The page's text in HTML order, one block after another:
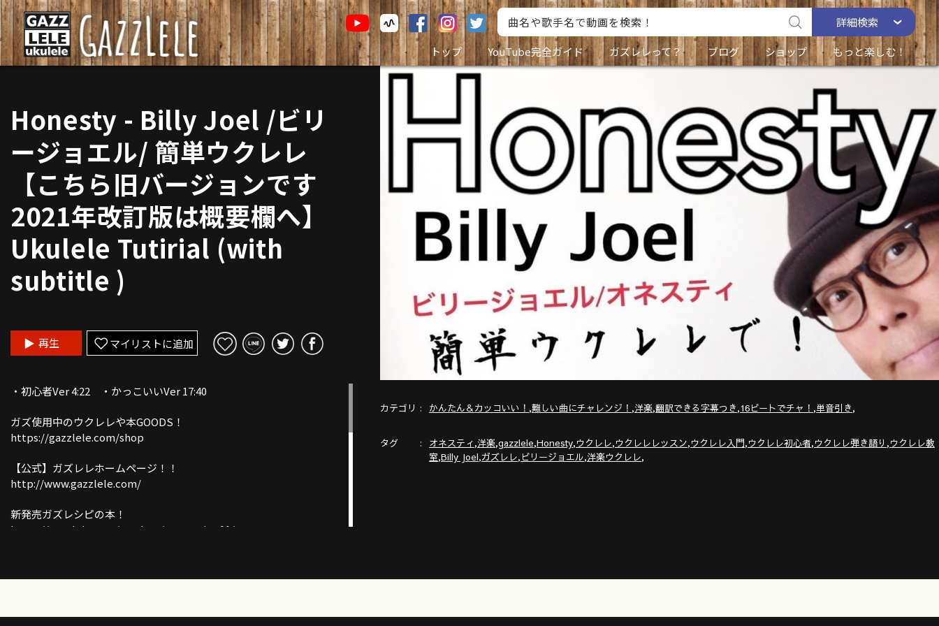
詳細検索
トップ
YouTube完全ガイド ガズレレって？ ブログ ショップ もっと楽しむ！
カテゴリ かんたん＆カッコいい！ ,難しい曲にチャレンジ！ ,洋楽,翻訳できる字幕つき,16ビートでチャ！ ,単音引き,
タグ オネスティ,洋楽,gazzlele,Honesty,ウクレレ,ウクレレレッスン,ウクレレ入門,ウクレレ初心者,ウクレレ弾き語り ,ウクレレ教
室,Billy Joel,ガズレレ, ビリージョエル,洋楽ウクレレ,
Honesty - Billy Joel /ビリ
ージョエル/ 簡単ウクレレ
【こちら旧バージョンです
2021年改訂版は概要欄へ】
Ukulele Tutirial (with
subtitle )
再生 マイリストに追加
・初心者Ver 4:22 ・かっこいいVer 17:40
ガズ使用中のウクレレや本GOODS！
https://gazzlele.com/shop
【公式】ガズレレホームページ！！
http://www.gazzlele.com/
新発売ガズレシピの本！
https://gazzlele.com/product/gazzrecipe01/
ウクレレ技術が楽しく向上！気持ちいいお勉強キャンパス「ガズレ